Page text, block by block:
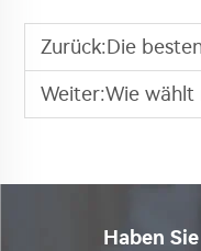
Zurück:Die besten 5
Weiter:Wie wählt man den
Haben